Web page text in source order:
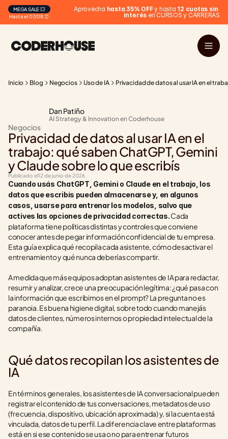
Hasta el 07/08 ⏰
MEGA SALE 💥 Aprovecha hasta 35% OFF y hasta 12 cuotas sin
interés en CURSOS y CARRERAS
Inicio Blog Negocios Uso de IA Privacidad de datos al usar IA en el
Dan Patiño
AI Strategy & Innovation en Coderhouse
Negocios
Privacidad de datos al usar IA en el
trabajo: qué saben ChatGPT, Gemini
y Claude sobre lo que escribís
Publicado el12 de junio de 2026
Cuando usás ChatGPT, Gemini o Claude en el trabajo, los
datos que escribís pueden almacenarse y, en algunos
casos, usarse para entrenar los modelos, salvo que
actives las opciones de privacidad correctas. Cada
plataforma tiene políticas distintas y controles que conviene
conocer antes de pegar información confidencial de tu empresa.
Esta guía explica qué recopila cada asistente, cómo desactivar el
entrenamiento y qué nunca deberías compartir.
A medida que más equipos adoptan asistentes de IA para redactar,
resumir y analizar, crece una preocupación legítima: ¿qué pasa con
la información que escribimos en el prompt? La pregunta no es
paranoia. Es buena higiene digital, sobre todo cuando manejás
datos de clientes, números internos o propiedad intelectual de la
compañía.
Qué datos recopilan los asistentes de
IA
En términos generales, los asistentes de IA conversacional pueden
registrar el contenido de tus conversaciones, metadatos de uso
(frecuencia, dispositivo, ubicación aproximada) y, si la cuenta está
vinculada, datos de tu perfil. La diferencia clave entre plataformas
está en si ese contenido se usa o no para entrenar futuros